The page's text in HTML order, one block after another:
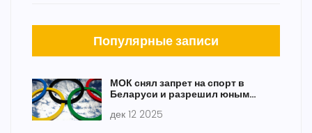
Популярные записи
МОК снял запрет на спорт в
Беларуси и разрешил юным
выступать под флагами
дек 12 2025